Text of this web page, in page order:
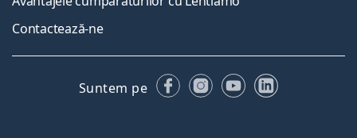
Contactează-ne
Suntem pe FacebookInstagram
YouTubeLinkedIn